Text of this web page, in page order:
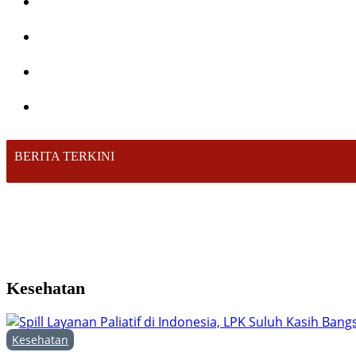
BERITA TERKINI
Kesehatan
Kesehatan